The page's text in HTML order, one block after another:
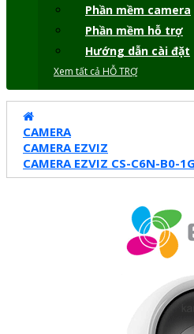
Phần mềm camera
Phần mềm hỗ trợ
Hướng dẫn cài đặt
Xem tất cả HỖ TRỢ
CAMERA
CAMERA EZVIZ
CAMERA EZVIZ CS-C6N-B0-